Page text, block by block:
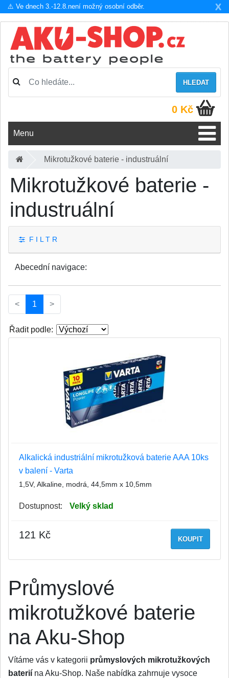
X
⚠️ Ve dnech 3.-12.8.není možný osobní odběr.
HLEDAT
0 Kč
Menu
Mikrotužkové baterie - industruální
Mikrotužkové baterie -
industruální
F I L T R
Abecední navigace:
< 1 (current)
>
Řadit podle:
Alkalická industriální mikrotužková baterie AAA 10ks
v balení - Varta
1,5V, Alkaline, modrá, 44,5mm x 10,5mm
Dostupnost: Velký sklad
KOUPIT
121 Kč
Průmyslové
mikrotužkové baterie
na Aku-Shop
Vítáme vás v kategorii průmyslových mikrotužkových
baterií na Aku-Shop. Naše nabídka zahrnuje vysoce